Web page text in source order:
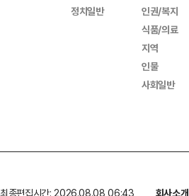
정치일반
인권/복지
식품/의료
지역
인물
사회일반
최종편집시간: 2026.08.08 06:43 회사소개